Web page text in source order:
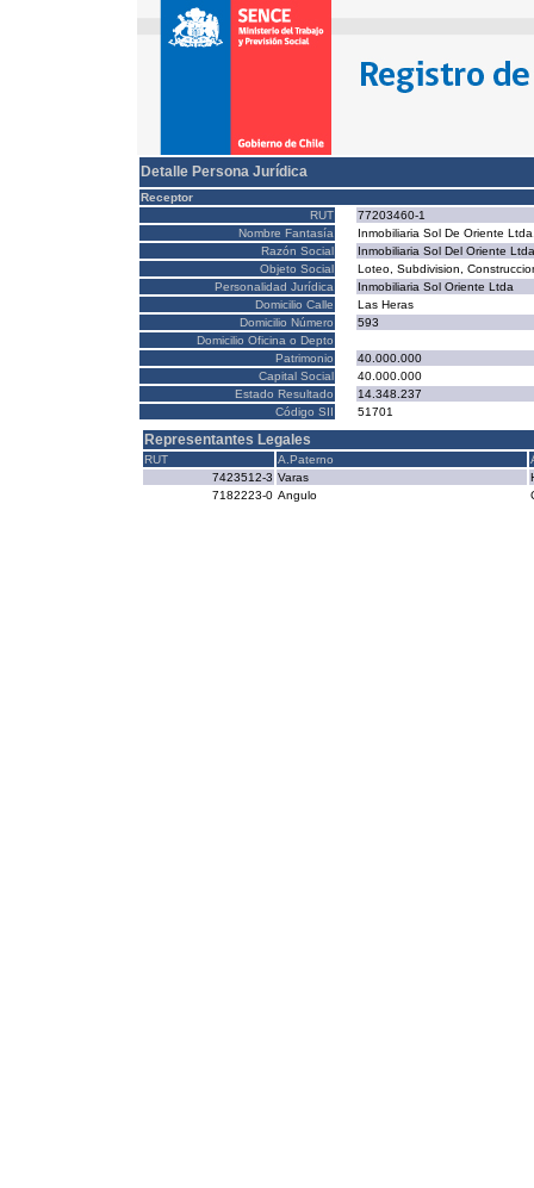
Detalle Persona Jurídica
Receptor
RUT
77203460-1
Nombre Fantasía
Inmobiliaria Sol De Oriente
Razón Social
Inmobiliaria Sol Del Oriente
Objeto Social
Loteo, Subdivision,
Personalidad Jurídica
Inmobiliaria Sol Oriente Ltda
Domicilio Calle
Las Heras
Domicilio Número
593
Domicilio Oficina o Depto
Patrimonio
40.000.000
Capital Social
40.000.000
Estado Resultado
14.348.237
Código SII
51701
Representantes Legales
RUT A.Paterno
7423512-3 Varas
7182223-0 Angulo